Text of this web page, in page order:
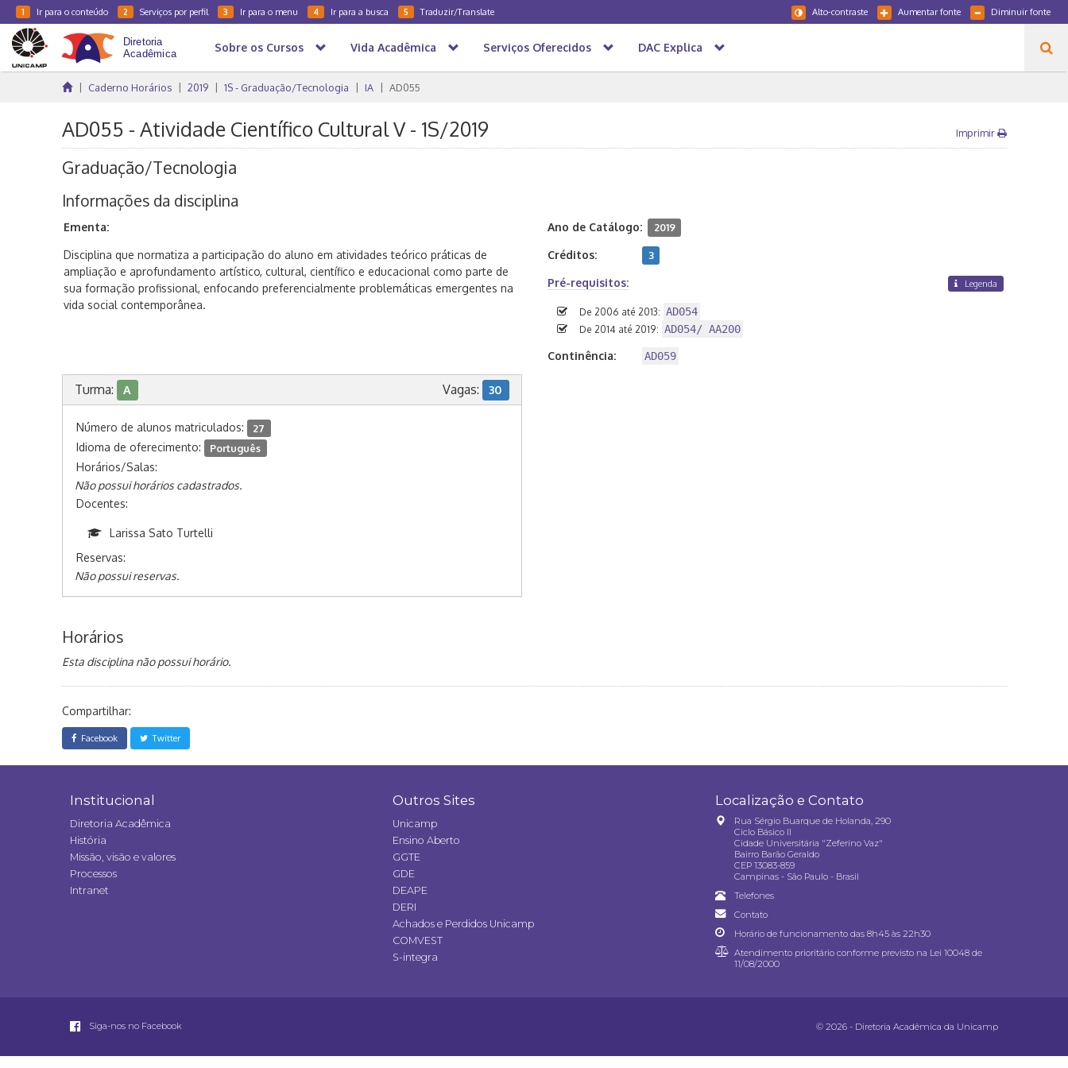
1 Ir para o conteúdo 2 Serviços por perfil 3 Ir para o menu 4 Ir para a busca 5 Traduzir/Translate Diminuir fonte
Aumentar fonte
Alto-contraste
Sobre os Cursos Vida Acadêmica Serviços Oferecidos DAC Explica
Caderno Horários 2019 1S - Graduação/Tecnologia IA AD055
AD055 - Atividade Científico Cultural V - 1S/2019 Imprimir
Graduação/Tecnologia
Informações da disciplina
Ementa:
Disciplina que normatiza a participação do aluno em atividades teórico práticas de
ampliação e aprofundamento artístico, cultural, científico e educacional como parte de
sua formação profissional, enfocando preferencialmente problemáticas emergentes na
vida social contemporânea.
Ano de Catálogo: 2019
Créditos: 3
Pré-requisitos: Legenda
De 2006 até 2013: AD054
De 2014 até 2019: AD054/ AA200
Continência: AD059
Turma: A Vagas: 30
Número de alunos matriculados: 27
Idioma de oferecimento: Português
Horários/Salas:
Não possui horários cadastrados.
Docentes:
Larissa Sato Turtelli
Reservas:
Não possui reservas.
Horários
Esta disciplina não possui horário.
Compartilhar:
Facebook Twitter
Institucional
Diretoria Acadêmica
História
Missão, visão e valores
Processos
Intranet
Outros Sites
Unicamp
Ensino Aberto
GGTE
GDE
DEAPE
DERI
Achados e Perdidos Unicamp
COMVEST
S-integra
Localização e Contato
Rua Sérgio Buarque de Holanda, 290
Ciclo Básico II
Cidade Universitária "Zeferino Vaz"
Bairro Barão Geraldo
CEP 13083-859
Campinas - São Paulo - Brasil
Telefones
Contato
Horário de funcionamento das 8h45 às 22h30
Atendimento prioritário conforme previsto na Lei 10048 de
11/08/2000
Siga-nos no Facebook © 2026 - Diretoria Acadêmica da Unicamp